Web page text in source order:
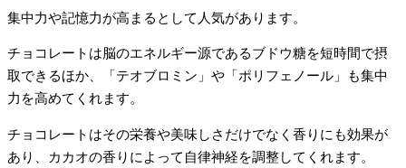
集中力や記憶力が高まるとして人気があります。
チョコレートは脳のエネルギー源であるブドウ糖を短時間で摂
取できるほか、「テオブロミン」や「ポリフェノール」も集中
力を高めてくれます。
チョコレートはその栄養や美味しさだけでなく香りにも効果が
あり、カカオの香りによって自律神経を調整してくれます。